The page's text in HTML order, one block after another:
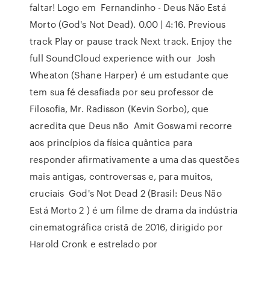
faltar! Logo em Fernandinho - Deus Não Está
Morto (God's Not Dead). 0.00 | 4:16. Previous
track Play or pause track Next track. Enjoy the
full SoundCloud experience with our Josh
Wheaton (Shane Harper) é um estudante que
tem sua fé desafiada por seu professor de
Filosofia, Mr. Radisson (Kevin Sorbo), que
acredita que Deus não Amit Goswami recorre
aos princípios da física quântica para
responder afirmativamente a uma das questões
mais antigas, controversas e, para muitos,
cruciais God's Not Dead 2 (Brasil: Deus Não
Está Morto 2 ) é um filme de drama da indústria
cinematográfica cristã de 2016, dirigido por
Harold Cronk e estrelado por